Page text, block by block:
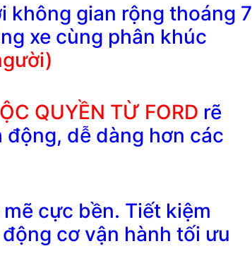
không gian rộng thoáng 7
xe cùng phân khúc
QUYỀN TỪ FORD rẽ
dễ dàng hơn các
cực bền. Tiết kiệm
cơ vận hành tối ưu